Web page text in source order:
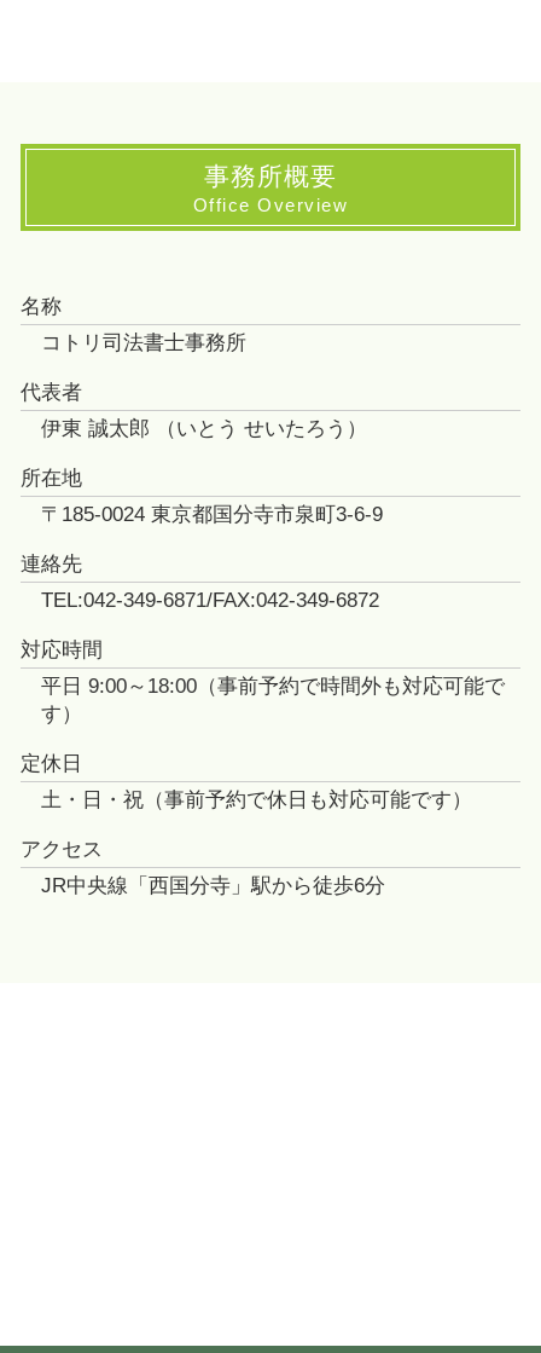
事務所概要
Office Overview
名称
コトリ司法書士事務所
代表者
伊東 誠太郎 （いとう せいたろう）
所在地
〒185-0024 東京都国分寺市泉町3-6-9
連絡先
TEL:042-349-6871/FAX:042-349-6872
対応時間
平日 9:00～18:00（事前予約で時間外も対応可能で
す）
定休日
土・日・祝（事前予約で休日も対応可能です）
アクセス
JR中央線「西国分寺」駅から徒歩6分